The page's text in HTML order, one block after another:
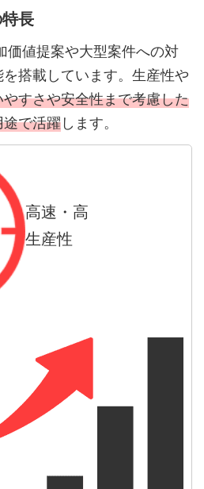
長
価値提案や大型案件への対
搭載しています。生産性や
やすさや安全性まで考慮した
で活躍します。
高速・高
生産性